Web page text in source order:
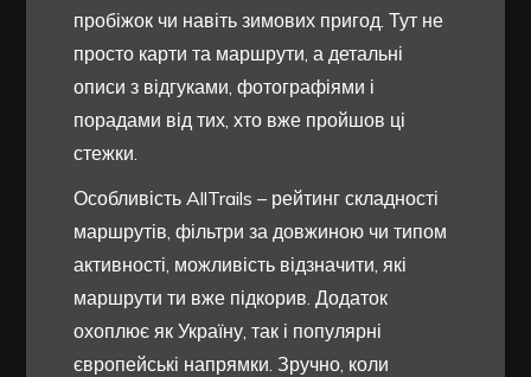
пробіжок чи навіть зимових пригод. Тут не
просто карти та маршрути, а детальні
описи з відгуками, фотографіями і
порадами від тих, хто вже пройшов ці
стежки.
Особливість AllTrails – рейтинг складності
маршрутів, фільтри за довжиною чи типом
активності, можливість відзначити, які
маршрути ти вже підкорив. Додаток
охоплює як Україну, так і популярні
європейські напрямки. Зручно, коли